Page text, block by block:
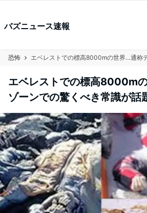
バズニュース速報
恐怖
エベレストでの標高8000m
ゾーンでの驚くべき常識が話